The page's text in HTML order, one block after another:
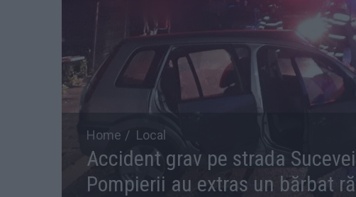
Home Local
Accident grav pe strada
Pompierii au extras un bărbat